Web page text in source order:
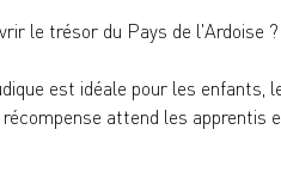
le trésor du Pays de l'Ardoise ?
est idéale pour les enfants,
attend les apprentis